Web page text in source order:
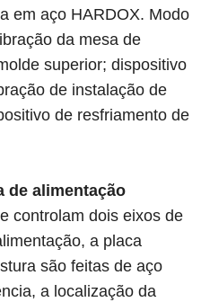
em aço HARDOX. Modo
da mesa de
superior; dispositivo
de instalação de
de resfriamento de
de alimentação
controlam dois eixos de
a placa
são feitas de aço
a localização da